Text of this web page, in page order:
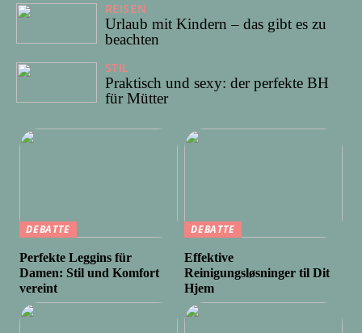
REISEN
Urlaub mit Kindern – das gibt es zu
beachten
STIL
Praktisch und sexy: der perfekte BH
für Mütter
DEBATTE
Perfekte Leggins für
Damen: Stil und Komfort
vereint
DEBATTE
Effektive
Reinigungsløsninger til Dit
Hjem